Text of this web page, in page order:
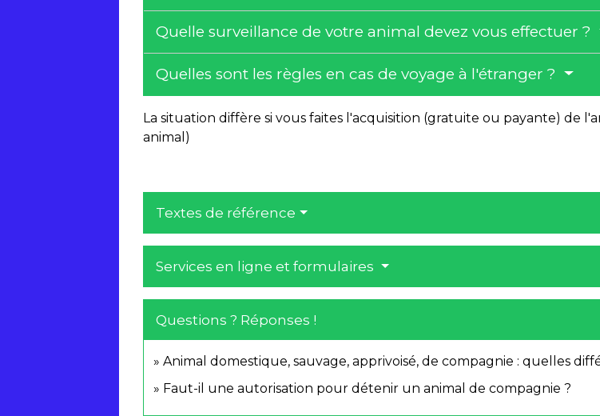
Quelle surveillance de votre animal devez vous effectuer ?
Quelles sont les règles en cas de voyage à l'étranger ?
La situation diffère si vous faites l'acquisition (gratuite ou payante) de
animal)
Textes de référence
Services en ligne et formulaires
Questions ? Réponses !
Animal domestique, sauvage, apprivoisé, de compagnie : quelles
Faut-il une autorisation pour détenir un animal de compagnie ?